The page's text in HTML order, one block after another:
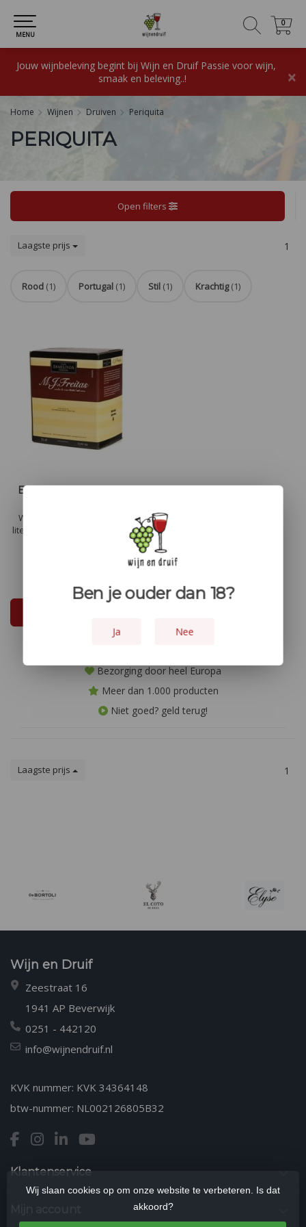
0
0
MENU
Jouw wijnbeleving begint bij Wijn en Druif Passie voor wijn,
smaak en beleving..!
×
Home Wijnen Druiven Periquita
PERIQUITA
Open filters
Laagste prijs 1
Rood (1) Portugal (1) Stil (1) Krachtig (1)
Ermelinda Freitas 5 liter
Wijnhuis Ermelinda Freitas 5
liter B.i.B is een robijn rode wijn
met fruitige aroma's met tonen
van bramen, aardbei en rode
bessen. Zijde zachte tannines
Bezorging door heel Europa
Meer dan 1.000 producten
Niet goed? geld terug!
Laagste prijs 1
Wijn en Druif
Zeestraat 16
1941 AP Beverwijk
0251 - 442120
info@wijnendruif.nl
KVK nummer: KVK 34364148
btw-nummer: NL002126805B32
Klantenservice
Wij slaan cookies op om onze website te verbeteren. Is dat
akkoord?
Ben je ouder dan 18?
Ja Nee